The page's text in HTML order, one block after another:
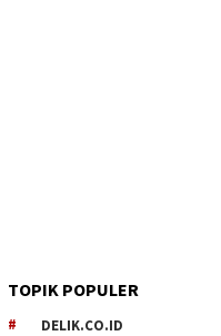
TOPIK POPULER
DELIK.CO.ID